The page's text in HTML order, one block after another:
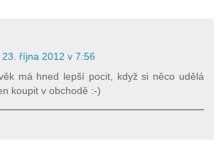
23. října 2012 v 7:56
má hned lepší pocit, když si něco udělá
koupit v obchodě :-)